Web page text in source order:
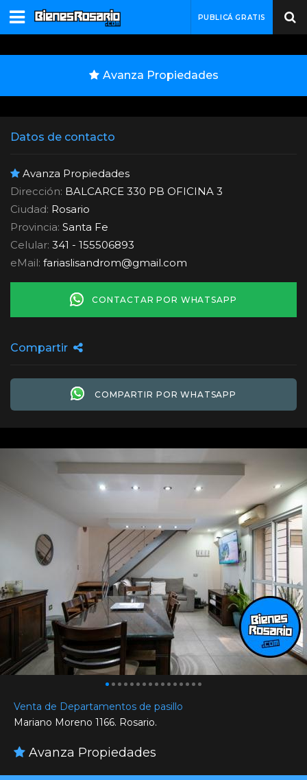
PUBLICÁ GRATIS
Avanza Propiedades
Datos de contacto
Avanza Propiedades
Dirección: BALCARCE 330 PB OFICINA 3
Ciudad: Rosario
Provincia: Santa Fe
Celular: 341 - 155506893
eMail: fariaslisandrom@gmail.com
CONTACTAR POR WHATSAPP
Compartir
COMPARTIR POR WHATSAPP
Venta de Departamentos de pasillo
Mariano Moreno 1166. Rosario.
Avanza Propiedades